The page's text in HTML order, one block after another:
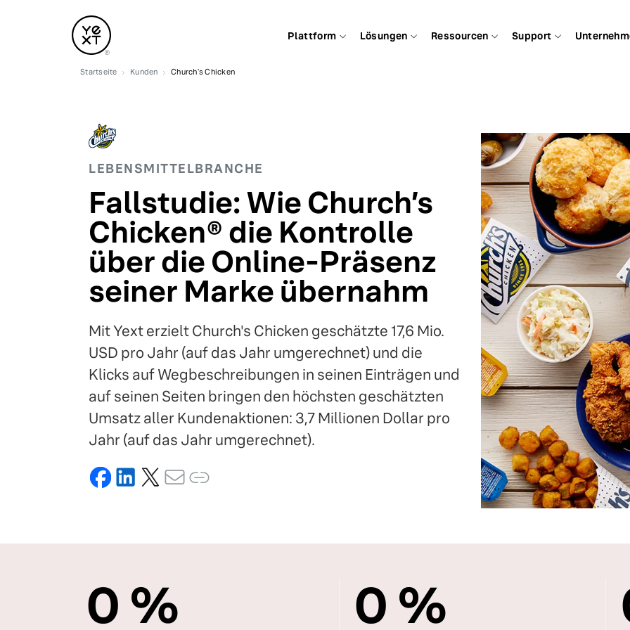
Plattform Lösungen Ressourcen Support
Startseite Kunden Churchʼs Chicken
LEBENSMITTELBRANCHE
Fallstudie: Wie Church’s
Chicken® die Kontrolle
über die Online-Präsenz
seiner Marke übernahm
Mit Yext erzielt Church's Chicken geschätzte 17,6 Mio.
USD pro Jahr (auf das Jahr umgerechnet) und die
Klicks auf Wegbeschreibungen in seinen Einträgen und
auf seinen Seiten bringen den höchsten geschätzten
Umsatz aller Kundenaktionen: 3,7 Millionen Dollar pro
Jahr (auf das Jahr umgerechnet).
0 % 0 %